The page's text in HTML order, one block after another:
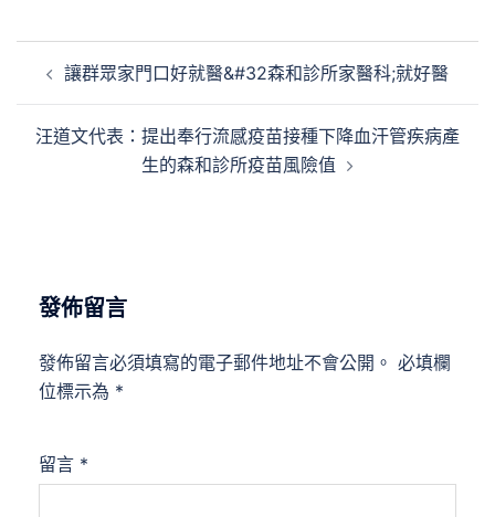
覽
讓群眾家門口好就醫&#32森和診所家醫科;就好醫
汪道文代表：提出奉行流感疫苗接種下降血汗管疾病產
生的森和診所疫苗風險值
發佈留言
發佈留言必須填寫的電子郵件地址不會公開。 必填欄
位標示為 *
留言 *